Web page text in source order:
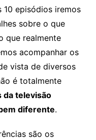
episódios iremos
sobre o que
que realmente
acompanhar os
vista de diversos
é totalmente
da televisão
diferente.
são os